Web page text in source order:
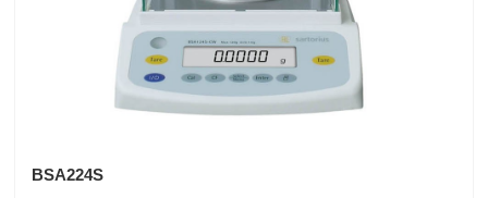
BSA224S